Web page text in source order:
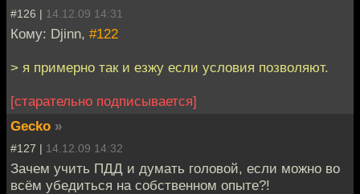
#126 | 14.12.09 14:31
Кому: Djinn, #122
> я примерно так и езжу если условия позволяют.
[старательно подписывается]
Gecko »
#127 | 14.12.09 14:32
Зачем учить ПДД и думать головой, если можно во
всём убедиться на собственном опыте?!